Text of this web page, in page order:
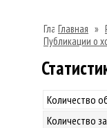
Главная »
Публикации о
Количество
Количество